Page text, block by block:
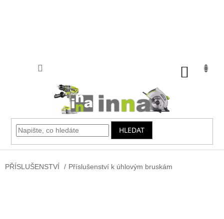
HLEDAT
PŘÍSLUŠENSTVÍ / Příslušenství k úhlovým bruskám